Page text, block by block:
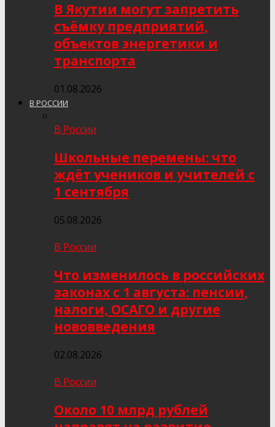
В Якутии могут запретить
съёмку предприятий,
объектов энергетики и
транспорта
01.08.2026
В РОССИИ
В России
Школьные перемены: что
ждёт учеников и учителей с
1 сентября
05.08.2026
В России
Что изменилось в российских
законах с 1 августа: пенсии,
налоги, ОСАГО и другие
нововведения
02.08.2026
В России
Около 10 млрд рублей